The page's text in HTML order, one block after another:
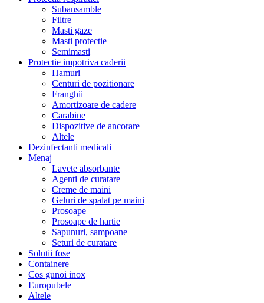
Subansamble
Filtre
Masti gaze
Masti protectie
Semimasti
Protectie impotriva caderii
Hamuri
Centuri de pozitionare
Franghii
Amortizoare de cadere
Carabine
Dispozitive de ancorare
Altele
Dezinfectanti medicali
Menaj
Lavete absorbante
Agenti de curatare
Creme de maini
Geluri de spalat pe maini
Prosoape
Prosoape de hartie
Sapunuri, sampoane
Seturi de curatare
Solutii fose
Containere
Cos gunoi inox
Europubele
Altele